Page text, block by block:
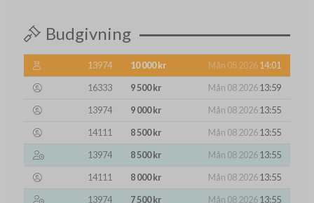
Budgivning
13974 10 000 kr Mån 08 202614:01
16333
9 500 kr Mån 08 202613:59
13974
9 000 kr Mån 08 202613:55
14111
8 500 kr Mån 08 202613:55
13974
8 500 kr Mån 08 202613:55
14111
8 000 kr Mån 08 202613:55
13974
7 500 kr Mån 08 202613:55